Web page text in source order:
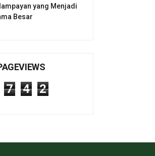
yang Menjadi
Besar
7 4 2